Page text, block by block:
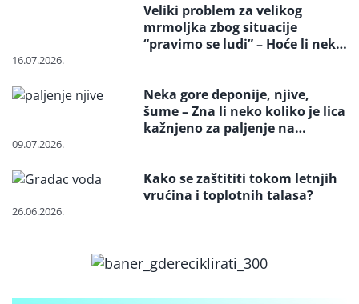
Veliki problem za velikog
mrmoljka zbog situacije
“pravimo se ludi” – Hoće li neko
16.07.2026.
Neka gore deponije, njive,
šume – Zna li neko koliko je lica
kažnjeno za paljenje na
09.07.2026.
Kako se zaštititi tokom letnjih
vrućina i toplotnih talasa?
26.06.2026.